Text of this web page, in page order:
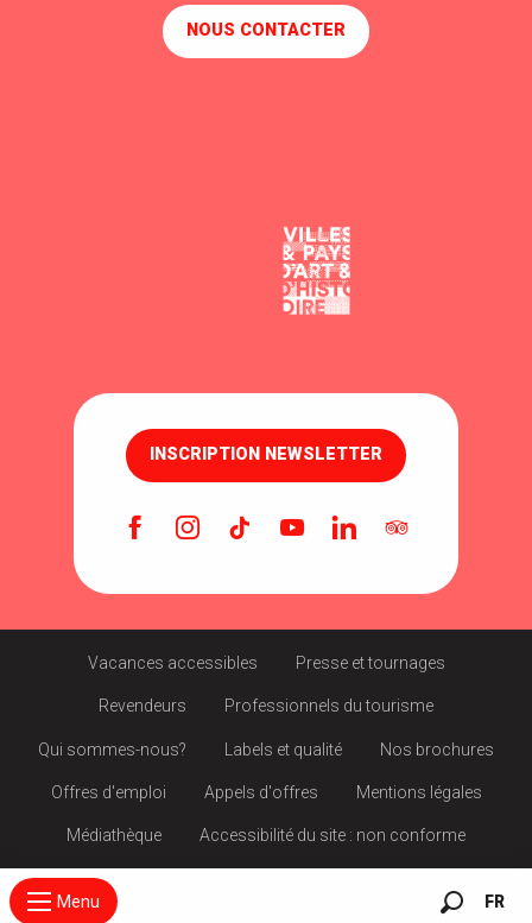
Menu FR
NOUS CONTACTER
INSCRIPTION NEWSLETTER
Vacances accessibles Presse et tournages
Revendeurs Professionnels du tourisme
Qui sommes-nous? Labels et qualité Nos brochures
Offres d'emploi Appels d'offres Mentions légales
Médiathèque Accessibilité du site : non conforme